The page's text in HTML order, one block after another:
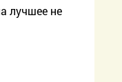
лучшее не